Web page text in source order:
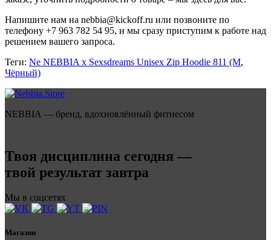
Напишите нам на nebbia@kickoff.ru или позвоните по
телефону +7 963 782 54 95, и мы сразу приступим к работе над
решением вашего запроса.
Теги: Ne NEBBIA x Sexsdreams Unisex Zip Hoodie 811 (M,
Чёрный)
NEBBIA — бренд, вдохновлённый фитнесом
Твоя дисциплина сегодня —
твой результат завтра
Мы в соцсетях
Магазин